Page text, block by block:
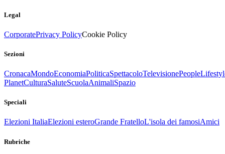
Legal
CorporatePrivacy PolicyCookie Policy
Sezioni
CronacaMondoEconomiaPoliticaSpettacoloTelevisionePeople
PlanetCulturaSaluteScuolaAnimaliSpazio
Speciali
Elezioni ItaliaElezioni esteroGrande FratelloL'isola dei famosiAmici
Rubriche